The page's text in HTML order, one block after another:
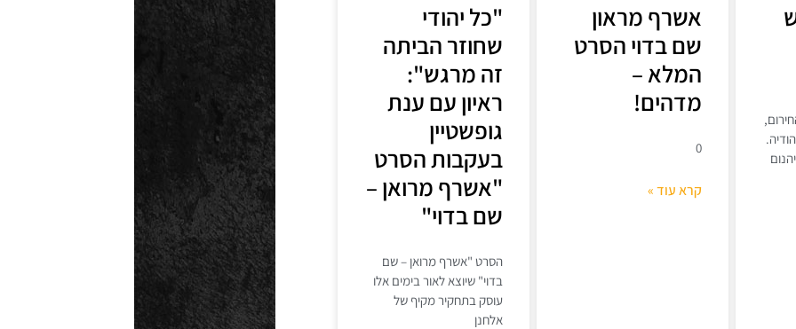
אשרף מראון
שם בדוי הסרט
המלא –
מדהים!
0
קרא עוד »
"כל יהודי
שחוזר הביתה
זה מרגש":
ראיון עם ענת
גופשטיין
בעקבות הסרט
"אשרף מרואן –
שם בדוי"
הסרט "אשרף מרואן – שם
בדוי" שיוצא לאור בימים אלו
עוסק בתחקיר מקיף של
אלחנן